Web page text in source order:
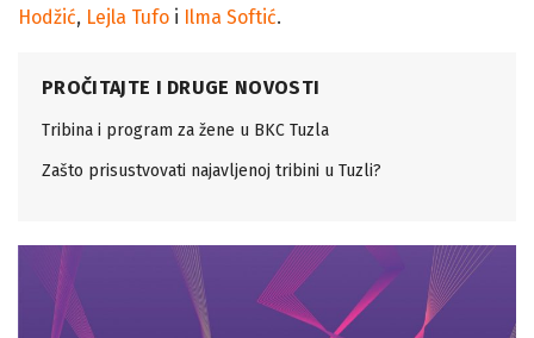
Hodžić, Lejla Tufo i Ilma Softić.
PROČITAJTE I DRUGE NOVOSTI
Tribina i program za žene u BKC Tuzla
Zašto prisustvovati najavljenoj tribini u Tuzli?